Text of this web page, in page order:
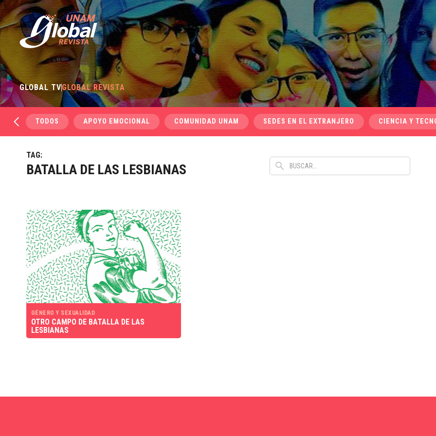
GLOBAL TVGLOBAL REVISTA
TODOS APOYO EMOCIONAL COMUNIDAD UNAM SEDES EN EL EXTRANJERO CIENCIA Y
TAG:
BATALLA DE LAS LESBIANAS
GÉNERO Y SEXUALIDAD
OTRO CAMPO DE BATALLA DE LAS
LESBIANAS